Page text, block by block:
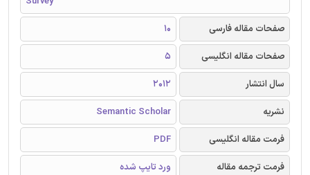
صفحات مقاله فارسی
10
صفحات مقاله انگلیسی
5
سال انتشار
2012
نشریه
Semantic Scholar
فرمت مقاله انگلیسی
PDF
فرمت ترجمه مقاله
ورد تایپ شده